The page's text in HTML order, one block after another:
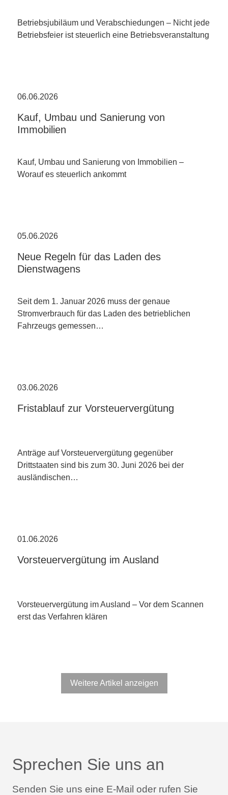
Betriebsjubiläum und Verabschiedungen – Nicht jede
Betriebsfeier ist steuerlich eine Betriebsveranstaltung
06.06.2026
Kauf, Umbau und Sanierung von
Immobilien
Kauf, Umbau und Sanierung von Immobilien –
Worauf es steuerlich ankommt
05.06.2026
Neue Regeln für das Laden des
Dienstwagens
Seit dem 1. Januar 2026 muss der genaue
Stromverbrauch für das Laden des betrieblichen
Fahrzeugs gemessen…
03.06.2026
Fristablauf zur Vorsteuervergütung
Anträge auf Vorsteuervergütung gegenüber
Drittstaaten sind bis zum 30. Juni 2026 bei der
ausländischen…
01.06.2026
Vorsteuervergütung im Ausland
Vorsteuervergütung im Ausland – Vor dem Scannen
erst das Verfahren klären
Weitere Artikel anzeigen
Sprechen Sie uns an
Senden Sie uns eine E-Mail oder rufen Sie